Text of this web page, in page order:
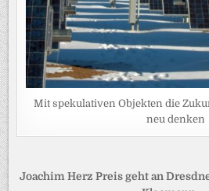
Mit spekulativen Objekten die
neu denken
Beitragsnavigation
Joachim Herz Preis geht an